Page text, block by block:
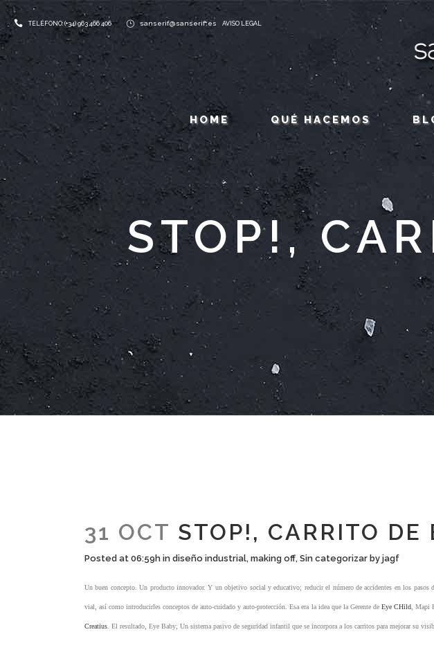
TELÉFONO: (+34) 963 466 406 sanserif@sanserif.es AVISO LEGAL
HOME QUÉ HACEMOS
STOP!,
31 OCT STOP!, CARRITO DE
Posted at 06:59h in diseño industrial, making off, Sin categorizar by jagf
Un buen concepto. Un producto innovador. Y un objetivo social y educativo; reducir el número de accidentes en los pasos
vial, así como introducirles conceptos de auto-cuidado y auto-protección. Esa era la idea que la Gerente de Eye CHild, Mapi
Creatius . El resultado, Eye Baby; Un sistema pasivo de seguridad infantil que se incorpora a los carritos para mejorar su